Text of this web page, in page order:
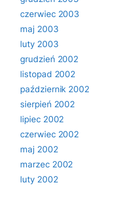
czerwiec 2003
maj 2003
luty 2003
grudzień 2002
listopad 2002
październik 2002
sierpień 2002
lipiec 2002
czerwiec 2002
maj 2002
marzec 2002
luty 2002